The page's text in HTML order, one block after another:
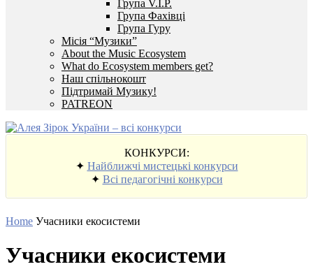
Група V.I.P.
Група Фахівці
Група Гуру
Місія “Музики”
About the Music Ecosystem
What do Ecosystem members get?
Наш спільнокошт
Підтримай Музику!
PATREON
КОНКУРСИ:
✦ Найближчі мистецькі конкурси
✦ Всі педагогічні конкурси
Home Учасники екосистеми
Учасники екосистеми